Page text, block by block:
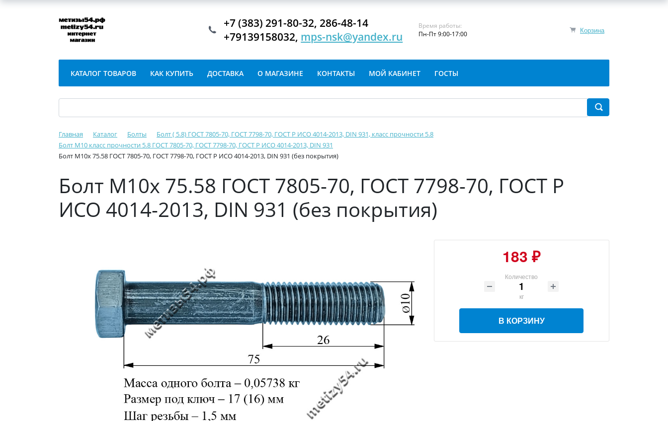
Корзина
+7 (383) 291-80-32, 286-48-14
+79139158032, mps-nsk@yandex.ru
Время работы:
Пн-Пт 9:00-17:00
КАТАЛОГ ТОВАРОВ КАК КУПИТЬ ДОСТАВКА О МАГАЗИНЕ КОНТАКТЫ МОЙ КАБИНЕТ ГОСТЫ
Главная Каталог Болты
Болт ( 5.8) ГОСТ 7805-70, ГОСТ 7798-70, ГОСТ Р ИСО 4014-2013, DIN 931, класс прочности 5.8
Болт М10 класс прочности 5.8 ГОСТ 7805-70, ГОСТ 7798-70, ГОСТ Р ИСО 4014-2013, DIN 931
Болт М10х 75.58 ГОСТ 7805-70, ГОСТ 7798-70, ГОСТ Р ИСО 4014-2013, DIN 931 (без покрытия)
Болт М10х 75.58 ГОСТ 7805-70, ГОСТ 7798-70, ГОСТ Р
ИСО 4014-2013, DIN 931 (без покрытия)
183 ₽
Количество
кг
В КОРЗИНУ